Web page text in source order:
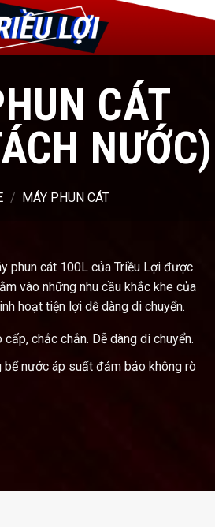
CÁT
NƯỚC)
/ MÁY PHUN CÁT
phun cát 100L của Triều Lợi được
vào những nhu cầu khắc khe của
hoạt tiện lợi dễ dàng di chuyển.
chắc chắn. Dễ dàng di chuyển.
nước áp suất đảm bảo không rò